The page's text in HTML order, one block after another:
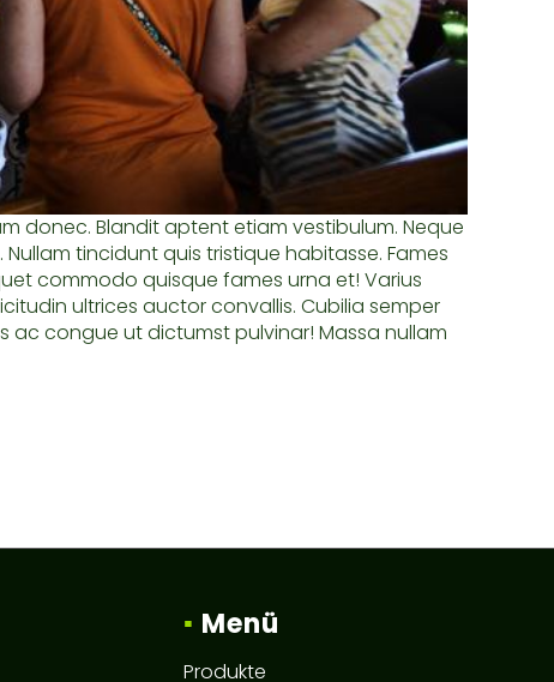
donec. Blandit aptent etiam vestibulum. Neque
tincidunt quis tristique habitasse. Fames
commodo quisque fames urna et! Varius
ultrices auctor convallis. Cubilia semper
ac congue ut dictumst pulvinar! Massa nullam
▪ Menü
Produkte